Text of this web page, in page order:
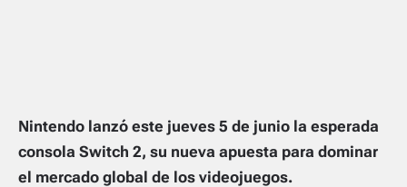
Nintendo lanzó este jueves 5 de junio la esperada
consola Switch 2, su nueva apuesta para dominar
el mercado global de los videojuegos.